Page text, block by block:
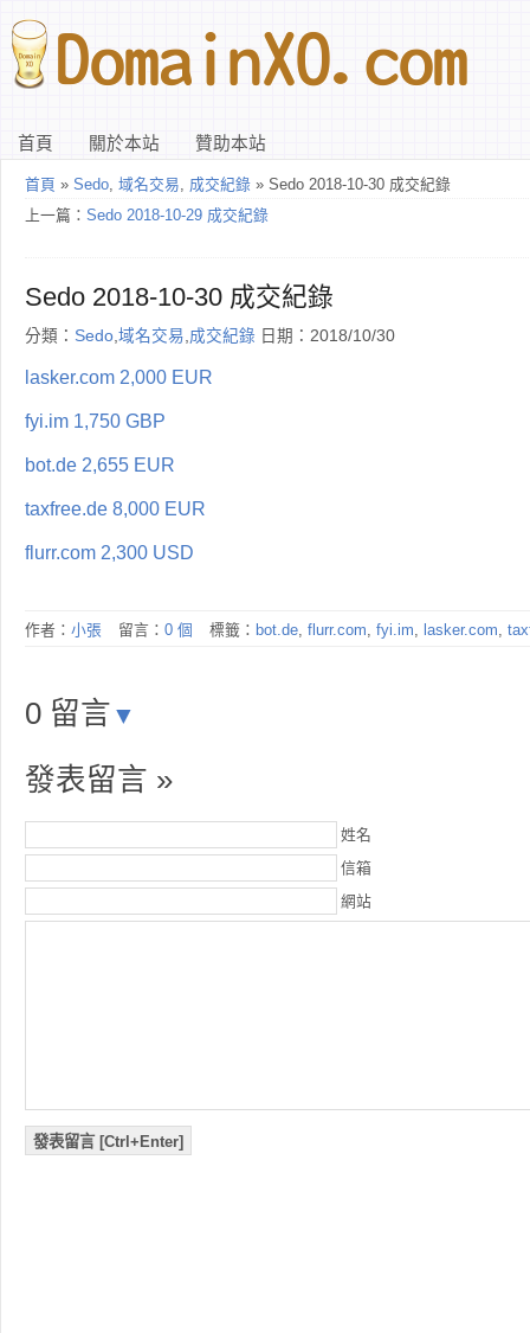
首頁 關於本站 贊助本站
首頁 » Sedo, 域名交易, 成交紀錄 » Sedo 2018-10-30 成交紀錄
上一篇： Sedo 2018-10-29 成交紀錄
Sedo 2018-10-30 成交紀錄
分類： Sedo,域名交易,成交紀錄 日期：2018/10/30
lasker.com 2,000 EUR
fyi.im 1,750 GBP
bot.de 2,655 EUR
taxfree.de 8,000 EUR
flurr.com 2,300 USD
作者： 小張 留言： 0 個 標籤： bot.de, flurr.com, fyi.im, lasker.com,
0 留言 ▼
發表留言 »
姓名
信箱
網站